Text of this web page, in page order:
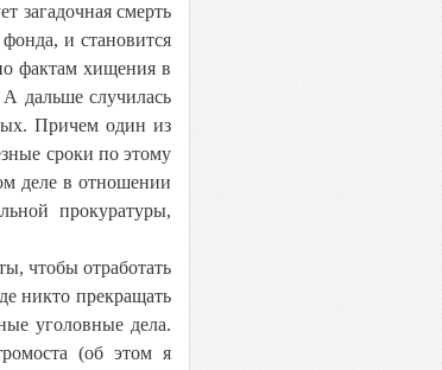
загадочная смерть
и становится
фактам хищения в
дальше случилась
Причем один из
сроки по этому
деле в отношении
прокуратуры,
чтобы отработать
никто прекращать
уголовные дела.
(об этом я